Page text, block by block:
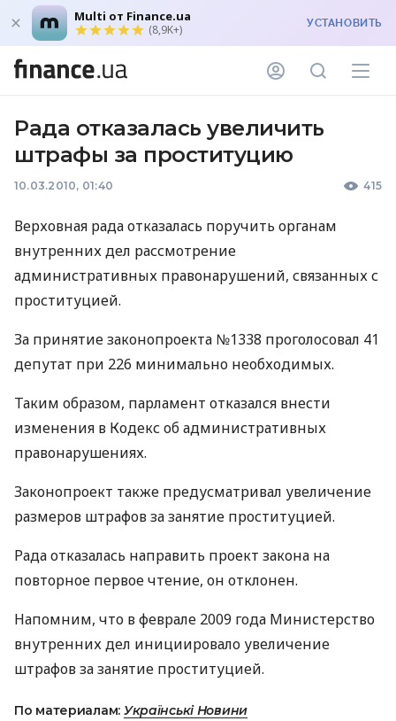
Multi от Finance.ua
(8,9K+) УСТАНОВИТЬ
Рада отказалась увеличить
штрафы за проституцию
10.03.2010, 01:40 415
Верховная рада отказалась поручить органам
внутренних дел рассмотрение
административных правонарушений, связанных с
проституцией.
За принятие законопроекта №1338 проголосовал 41
депутат при 226 минимально необходимых.
Таким образом, парламент отказался внести
изменения в Кодекс об административных
правонарушениях.
Законопроект также предусматривал увеличение
размеров штрафов за занятие проституцией.
Рада отказалась направить проект закона на
повторное первое чтение, он отклонен.
Напомним, что в феврале 2009 года Министерство
внутренних дел инициировало увеличение
штрафов за занятие проституцией.
По материалам: Українські Новини